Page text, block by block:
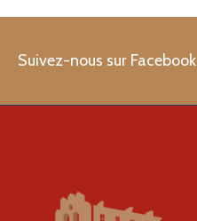
Suivez-nous sur Facebook